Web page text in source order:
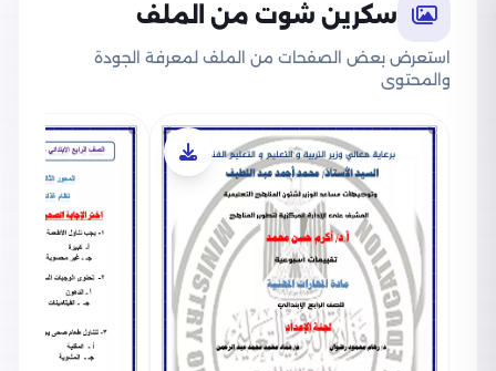
سكرين شوت من الملف
استعرض بعض الصفحات من الملف لمعرفة الجودة
والمحتوى